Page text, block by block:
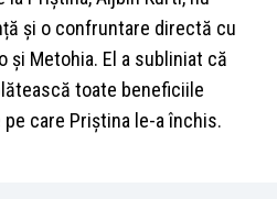
și o confruntare directă cu
și Metohia. El a subliniat că
toate beneficiile
care Priștina le-a închis.